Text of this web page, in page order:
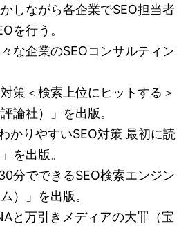
しながら各企業でSEO担当者
を行う。
な企業のSEOコンサルティン
策＜検索上位にヒットする＞
論社）」を出版。
かりやすいSEO対策 最初に読
を出版。
分でできるSEO検索エンジン
）」を出版。
と万引きメディアの大罪（宝